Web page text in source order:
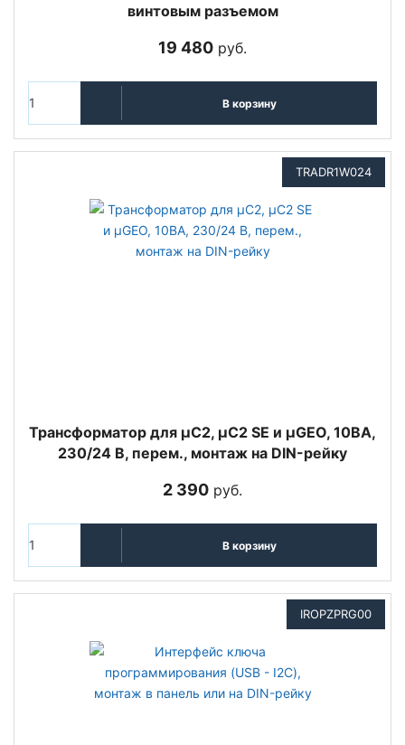
винтовым разъемом
19 480 руб.
В корзину
TRADR1W024
Трансформатор для µC2, µC2 SE и µGEO, 10ВА,
230/24 В, перем., монтаж на DIN-рейку
2 390 руб.
В корзину
IROPZPRG00